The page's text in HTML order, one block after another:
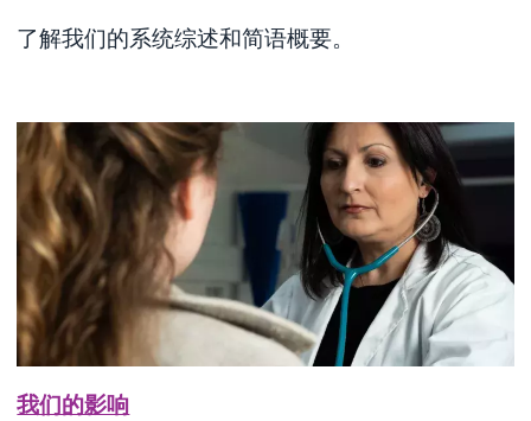
了解我们的系统综述和简语概要。
我们的影响